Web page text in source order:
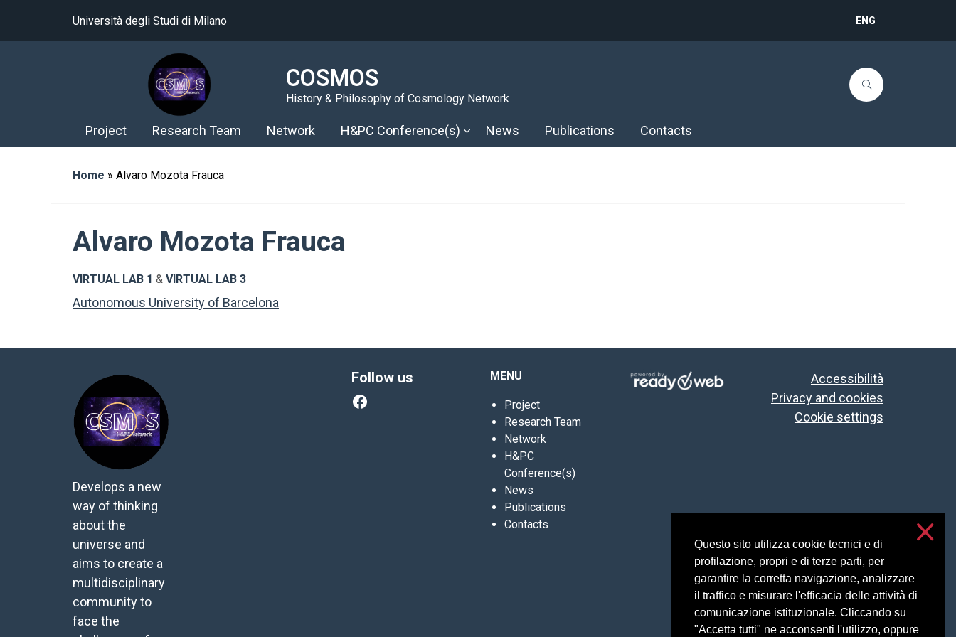
Questo sito utilizza cookie tecnici e di
profilazione, propri e di terze parti, per
garantire la corretta navigazione, analizzare
il traffico e misurare l'efficacia delle attività di
comunicazione istituzionale. Cliccando su
"Accetta tutti" ne acconsenti l'utilizzo, oppure
Università degli Studi di Milano ENG
COSMOS
History & Philosophy of Cosmology Network
Project Research Team Network H&PC Conference(s) News Publications Contacts
Home » Alvaro Mozota Frauca
Alvaro Mozota Frauca
VIRTUAL LAB 1 & VIRTUAL LAB 3
Autonomous University of Barcelona
Develops a new
way of thinking
about the
universe and
aims to create a
multidisciplinary
community to
face the
Follow us
Facebook
MENU
Project
Research Team
Network
H&PC
Conference(s)
News
Publications
Contacts
Accessibilità
Privacy and cookies
Cookie settings